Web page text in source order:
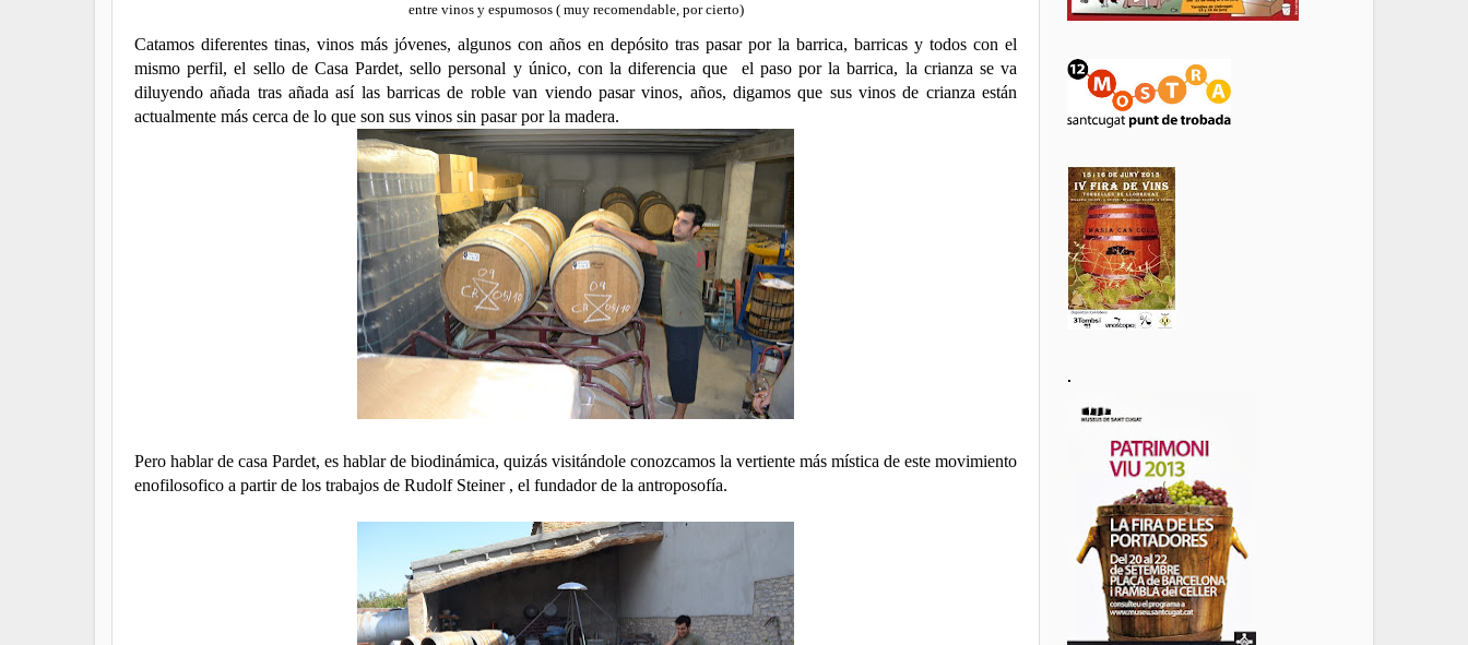
entre vinos y espumosos ( muy recomendable, por cierto)
Catamos diferentes tinas, vinos más jóvenes, algunos con años en depósito tras pasar por la barrica, barricas y todos con el
mismo perfil, el sello de Casa Pardet, sello personal y único, con la diferencia que el paso por la barrica, la crianza se va
diluyendo añada tras añada así las barricas de roble van viendo pasar vinos, años, digamos que sus vinos de crianza están
actualmente más cerca de lo que son sus vinos sin pasar por la madera.
Pero hablar de casa Pardet, es hablar de biodinámica, quizás visitándole conozcamos la vertiente más mística de este movimiento
enofilosofico a partir de los trabajos de Rudolf Steiner , el fundador de la antroposofía.
.